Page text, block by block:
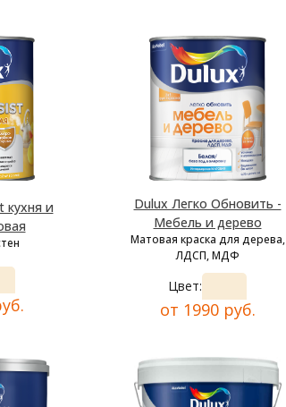
кухня и
Dulux Легко Обновить -
Мебель и дерево
Матовая краска для дерева,
ЛДСП, МДФ
Цвет:
от 1990 руб.